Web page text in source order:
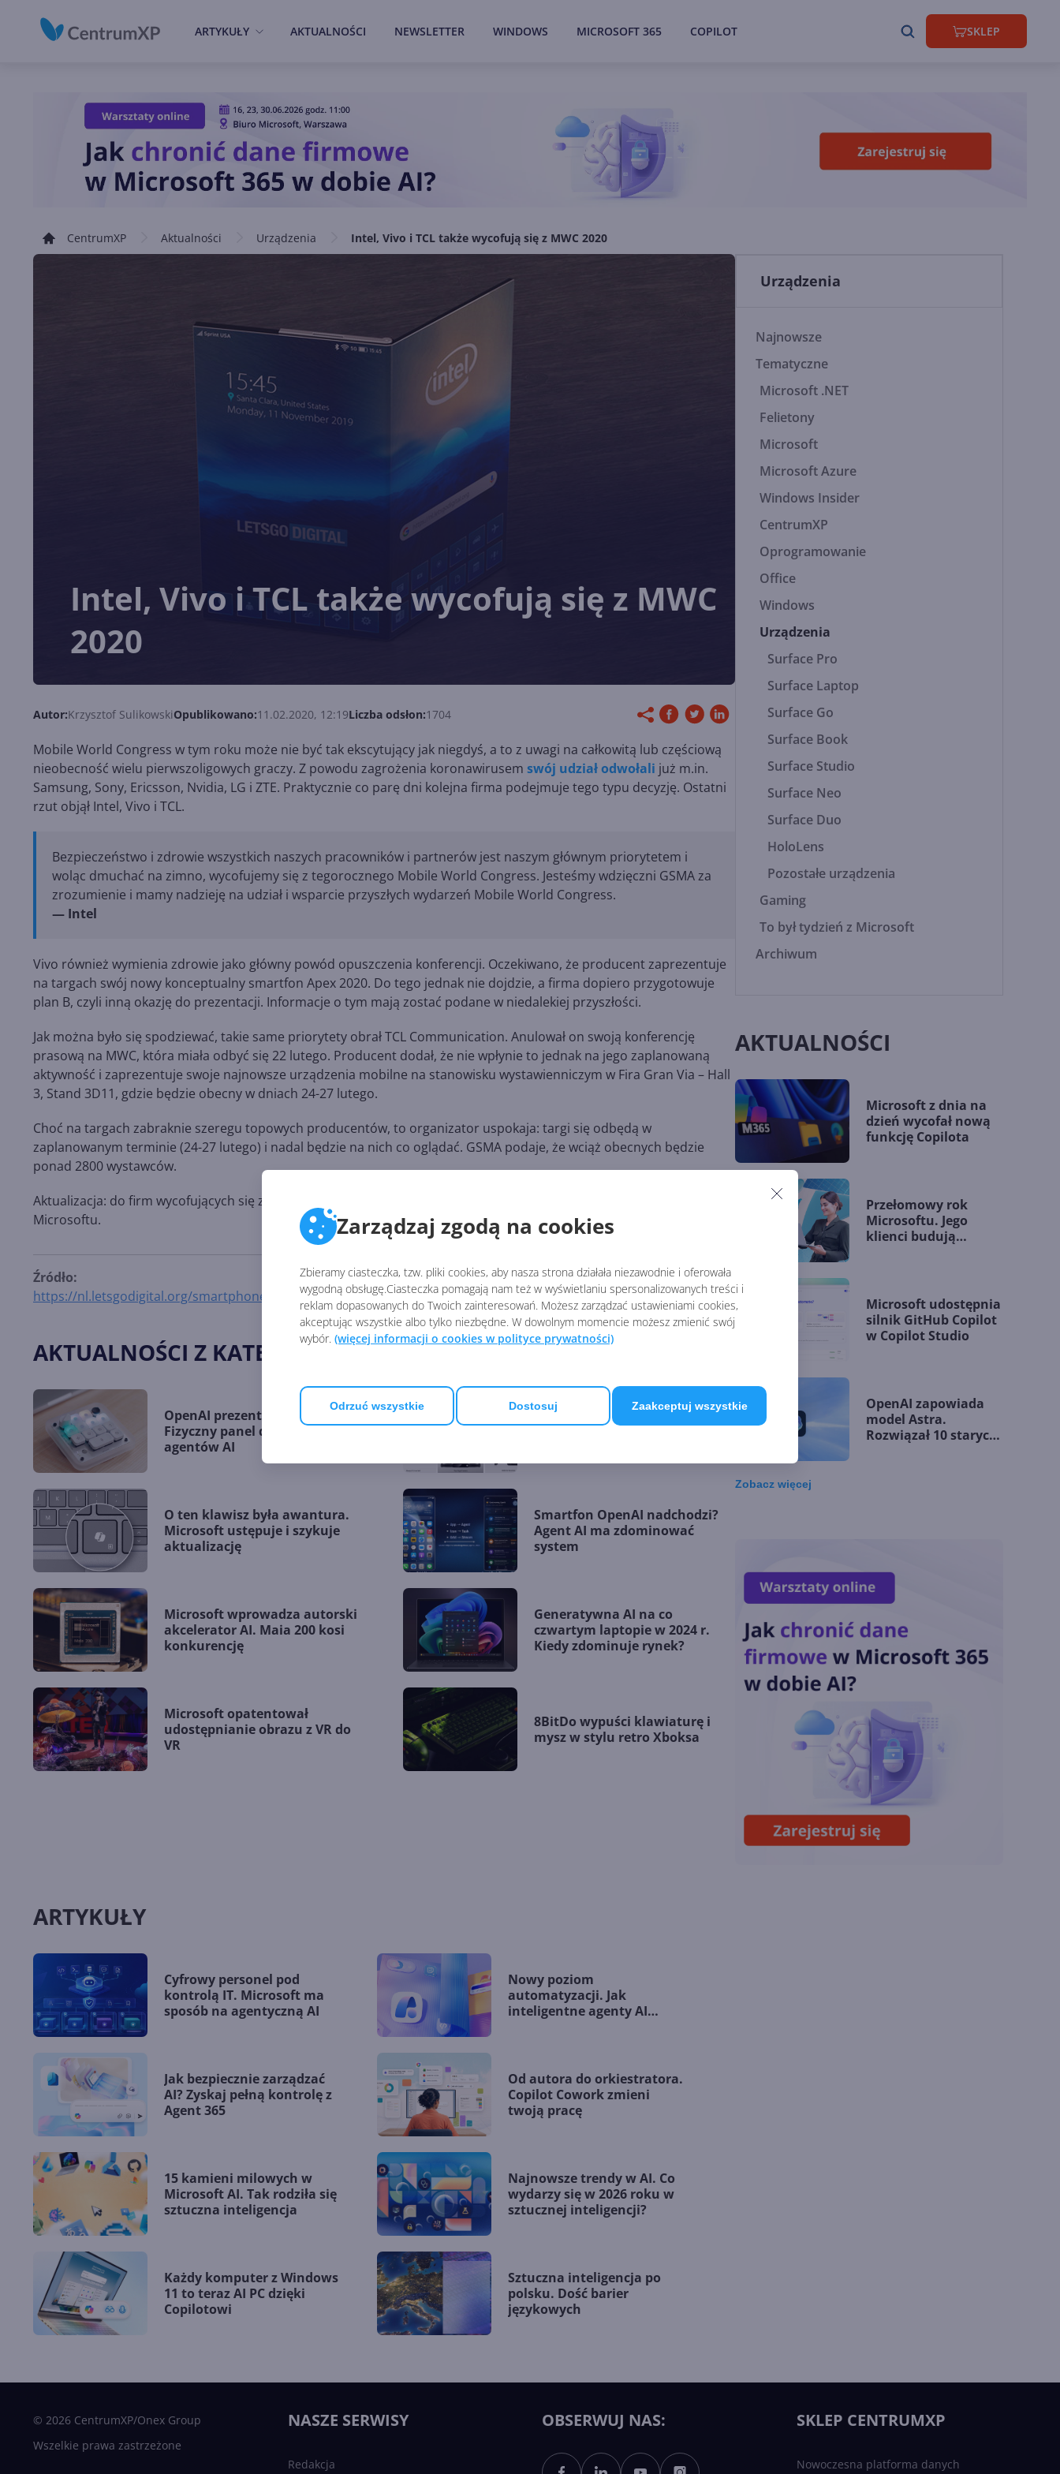
Zarządzaj zgodą na cookies
Zbieramy ciasteczka, tzw. pliki cookies, aby nasza strona działała niezawodnie i oferowała
wygodną obsługę.Ciasteczka pomagają nam też w wyświetlaniu spersonalizowanych treści i
reklam dopasowanych do Twoich zainteresowań. Możesz zarządzać ustawieniami cookies,
akceptując wszystkie albo tylko niezbędne. W dowolnym momencie możesz zmienić swój
wybór. (więcej informacji o cookies w polityce prywatności)
Odrzuć wszystkie Dostosuj Zaakceptuj wszystkie
ARTYKUŁY AKTUALNOŚCI NEWSLETTER WINDOWS MICROSOFT 365 COPILOT SKLEP
CentrumXP Aktualności Urządzenia Intel, Vivo i TCL także wycofują się z MWC 2020
Intel, Vivo i TCL także wycofują się z MWC
2020
Autor:Krzysztof SulikowskiOpublikowano:11.02.2020, 12:19Liczba odsłon:1704
Mobile World Congress w tym roku może nie być tak ekscytujący jak niegdyś, a to z uwagi na całkowitą lub częściową
nieobecność wielu pierwszoligowych graczy. Z powodu zagrożenia koronawirusem swój udział odwołali już m.in.
Samsung, Sony, Ericsson, Nvidia, LG i ZTE. Praktycznie co parę dni kolejna firma podejmuje tego typu decyzję. Ostatni
rzut objął Intel, Vivo i TCL.
Bezpieczeństwo i zdrowie wszystkich naszych pracowników i partnerów jest naszym głównym priorytetem i
woląc dmuchać na zimno, wycofujemy się z tegorocznego Mobile World Congress. Jesteśmy wdzięczni GSMA za
zrozumienie i mamy nadzieję na udział i wsparcie przyszłych wydarzeń Mobile World Congress.
— Intel
Vivo również wymienia zdrowie jako główny powód opuszczenia konferencji. Oczekiwano, że producent zaprezentuje
na targach swój nowy konceptualny smartfon Apex 2020. Do tego jednak nie dojdzie, a firma dopiero przygotowuje
plan B, czyli inną okazję do prezentacji. Informacje o tym mają zostać podane w niedalekiej przyszłości.
Jak można było się spodziewać, takie same priorytety obrał TCL Communication. Anulował on swoją konferencję
prasową na MWC, która miała odbyć się 22 lutego. Producent dodał, że nie wpłynie to jednak na jego zaplanowaną
aktywność i zaprezentuje swoje najnowsze urządzenia mobilne na stanowisku wystawienniczym w Fira Gran Via – Hall
3, Stand 3D11, gdzie będzie obecny w dniach 24-27 lutego.
Choć na targach zabraknie szeregu topowych producentów, to organizator uspokaja: targi się odbędą w
zaplanowanym terminie (24-27 lutego) i nadal będzie na nich co oglądać. GSMA podaje, że wciąż obecnych będzie
ponad 2800 wystawców.
Aktualizacja: do firm wycofujących się z targów dołączył Amazon. Tymczasem nadal czekamy na stanowisko
Microsoftu.
Źródło:
https://nl.letsgodigital.org/smartphones/samsung-galaxy-telefoon-kopen/
AKTUALNOŚCI Z KATEGORII URZĄDZENIA
OpenAI prezentuje Codex Micro.
Fizyczny panel do kontroli
agentów AI
Microsoft ogłasza Project
Solara. Nadchodzi era urządzeń
O ten klawisz była awantura.
Microsoft ustępuje i szykuje
aktualizację
Smartfon OpenAI nadchodzi?
Agent AI ma zdominować
system
Microsoft wprowadza autorski
akcelerator AI. Maia 200 kosi
konkurencję
Generatywna AI na co
czwartym laptopie w 2024 r.
Kiedy zdominuje rynek?
Microsoft opatentował
udostępnianie obrazu z VR do
VR
8BitDo wypuści klawiaturę i
mysz w stylu retro Xboksa
Urządzenia
Najnowsze
Tematyczne
Microsoft .NET
Felietony
Microsoft
Microsoft Azure
Windows Insider
CentrumXP
Oprogramowanie
Office
Windows
Urządzenia
Surface Pro
Surface Laptop
Surface Go
Surface Book
Surface Studio
Surface Neo
Surface Duo
HoloLens
Pozostałe urządzenia
Gaming
To był tydzień z Microsoft
Archiwum
AKTUALNOŚCI
Microsoft z dnia na
dzień wycofał nową
funkcję Copilota
Przełomowy rok
Microsoftu. Jego
klienci budują
Microsoft udostępnia
silnik GitHub Copilot
w Copilot Studio
OpenAI zapowiada
model Astra.
Rozwiązał 10 starych
Lista zmian w
Microsoft 365 Copilot.
Podsumowanie lipca
2026
modeli GPT-5.6.
Odpowiedź na presję
Chin
Miliardy z AI i
chmury. Microsoft
ogłasza znakomite
wyniki i
Zobaczwięcej
ARTYKUŁY
Cyfrowy personel pod
kontrolą IT. Microsoft ma
sposób na agentyczną AI
Nowy poziom
automatyzacji. Jak
inteligentne agenty AI
Jak bezpiecznie zarządzać
AI? Zyskaj pełną kontrolę z
Agent 365
Od autora do orkiestratora.
Copilot Cowork zmieni
twoją pracę
15 kamieni milowych w
Microsoft AI. Tak rodziła się
sztuczna inteligencja
Najnowsze trendy w AI. Co
wydarzy się w 2026 roku w
sztucznej inteligencji?
Każdy komputer z Windows
11 to teraz AI PC dzięki
Copilotowi
Sztuczna inteligencja po
polsku. Dość barier
językowych
© 2026 CentrumXP/Onex Group
Wszelkie prawa zastrzeżone
NASZE SERWISY
Redakcja
OBSERWUJ NAS: SKLEP CENTRUMXP
Nowoczesna platforma danych